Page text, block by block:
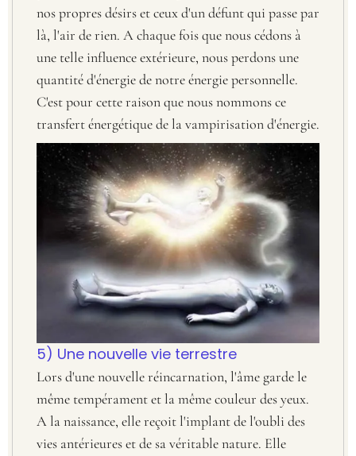
nos propres désirs et ceux d'un défunt qui passe par
là, l'air de rien. A chaque fois que nous cédons à
une telle influence extérieure, nous perdons une
quantité d'énergie de notre énergie personnelle.
C'est pour cette raison que nous nommons ce
transfert énergétique de la vampirisation d'énergie.
5) Une nouvelle vie terrestre
Lors d'une nouvelle réincarnation, l'âme garde le
même tempérament et la même couleur des yeux.
A la naissance, elle reçoit l'implant de l'oubli des
vies antérieures et de sa véritable nature. Elle